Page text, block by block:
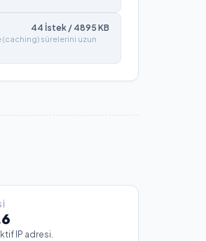
44 İstek / 4895 KB
(caching) sürelerini uzun
IP adresi.